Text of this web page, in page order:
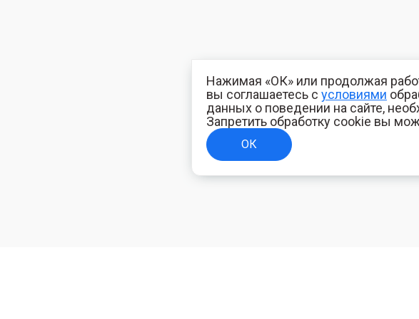
Нажимая «ОК» или продолжая
вы соглашаетесь с условиями
данных о поведении на сайте,
Запретить обработку cookie вы
ОК